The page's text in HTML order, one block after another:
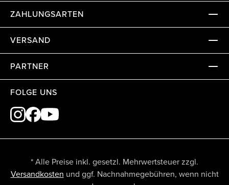
ZAHLUNGSARTEN
VERSAND
PARTNER
FOLGE UNS
* Alle Preise inkl. gesetzl. Mehrwertsteuer zzgl.
Versandkosten und ggf. Nachnahmegebühren, wenn nicht